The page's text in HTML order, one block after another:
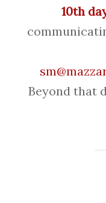
10th
Beyond that